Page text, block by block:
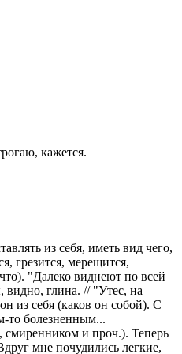
кажется.
из себя, иметь вид чего,
грезится, мерещится,
"Далеко виднеют по всей
видно, глина. // "Утес, на
из себя (каков он собой). С
то болезненным...
смиренником и проч.). Теперь
мне почудились легкие,